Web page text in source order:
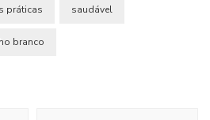
práticas saudável
branco